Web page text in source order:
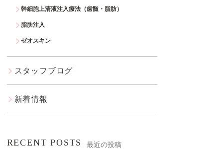
幹細胞上清液注入療法（歯髄・脂肪）
脂肪注入
ゼオスキン
スタッフブログ
新着情報
RECENT POSTS 最近の投稿